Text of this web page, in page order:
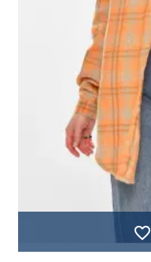
favorite_border